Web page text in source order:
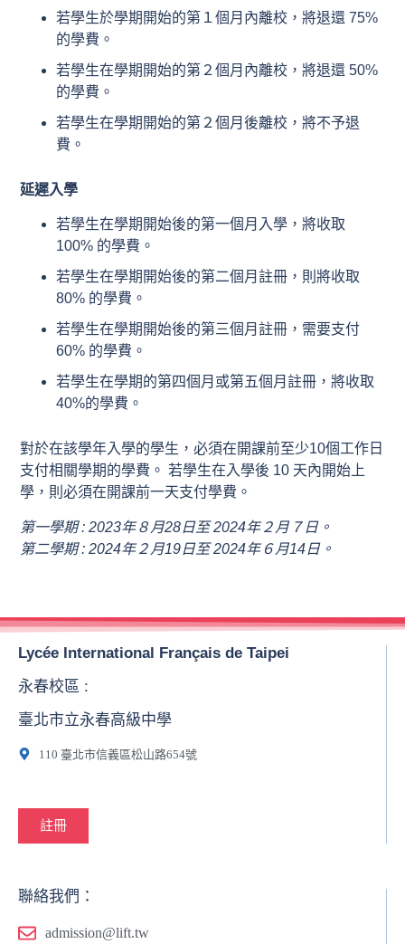
若學生於學期開始的第１個月內離校，將退還 75%
的學費。
若學生在學期開始的第２個月內離校，將退還 50%
的學費。
若學生在學期開始的第２個月後離校，將不予退
費。
延遲入學
若學生在學期開始後的第一個月入學，將收取
100% 的學費。
若學生在學期開始後的第二個月註冊，則將收取
80% 的學費。
若學生在學期開始後的第三個月註冊，需要支付
60% 的學費。
若學生在學期的第四個月或第五個月註冊，將收取
40%的學費。
對於在該學年入學的學生，必須在開課前至少10個工作日
支付相關學期的學費。 若學生在入學後 10 天內開始上
學，則必須在開課前一天支付學費。
第一學期 : 2023年８月28日至 2024年２月７日。
第二學期 : 2024年２月19日至 2024年６月14日。
Lycée International Français de Taipei
永春校區 :
臺北市立永春高級中學
110 臺北市信義區松山路654號
註冊
聯絡我們：
admission@lift.tw